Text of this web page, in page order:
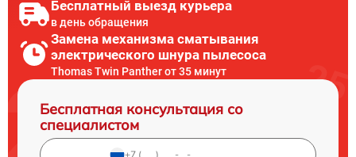
Бесплатный выезд курьера
в день обращения
Замена механизма сматывания
электрического шнура пылесоса
Thomas Twin Panther от 35 минут
Бесплатная консультация со
специалистом